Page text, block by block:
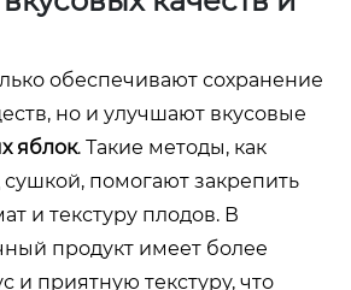
обеспечивают сохранение
но и улучшают вкусовые
яблок. Такие методы, как
помогают закрепить
и текстуру плодов. В
продукт имеет более
и приятную текстуру, что